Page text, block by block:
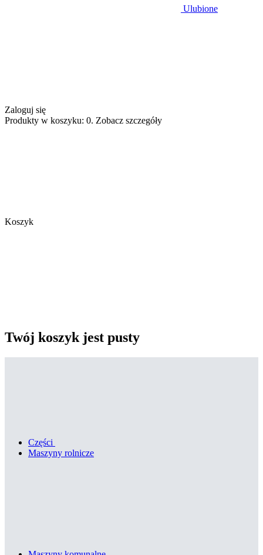
Ulubione
Zaloguj się
Produkty w koszyku: 0. Zobacz szczegóły
Koszyk
Twój koszyk jest pusty
Części
Maszyny rolnicze